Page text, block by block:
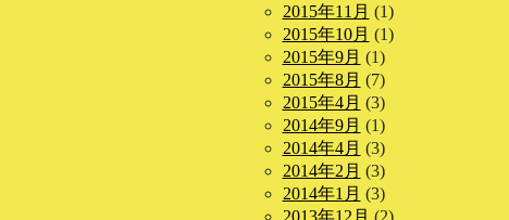
2015年11月 (1)
2015年10月 (1)
2015年9月 (1)
2015年8月 (7)
2015年4月 (3)
2014年9月 (1)
2014年4月 (3)
2014年2月 (3)
2014年1月 (3)